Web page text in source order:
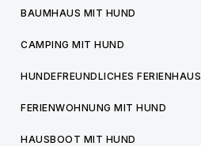
BAUMHAUS MIT HUND
CAMPING MIT HUND
HUNDEFREUNDLICHES FERIENHAUS
FERIENWOHNUNG MIT HUND
HAUSBOOT MIT HUND